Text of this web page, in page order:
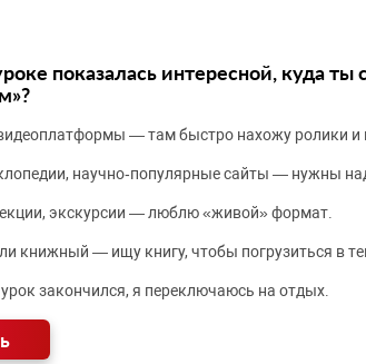
показалась интересной, куда
— там быстро нахожу ролики и
научно‑популярные сайты — нужны
экскурсии — люблю «живой» формат.
книжный — ищу книгу, чтобы погрузиться в
закончился, я переключаюсь на отдых.